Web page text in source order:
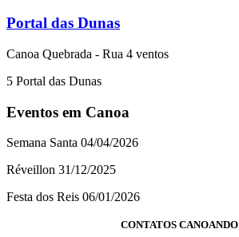
Portal das Dunas
Canoa Quebrada - Rua 4 ventos
5 Portal das Dunas
Eventos em Canoa
Semana Santa 04/04/2026
Réveillon 31/12/2025
Festa dos Reis 06/01/2026
CONTATOS CANOANDO